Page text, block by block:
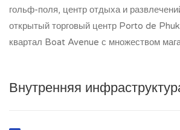
гольф-поля, центр отдыха и
открытый торговый центр Porto de
квартал Boat Avenue с множеством
Внутренняя